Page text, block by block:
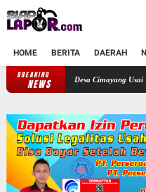
HOME BERITA DAERAH
BREAKING
NEWS
Kepala Desa Cimayang Usai Diduga